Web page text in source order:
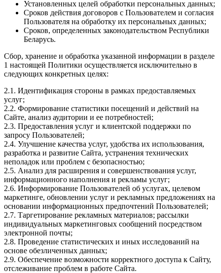
Установленных целей обработки персональных данных;
Сроков действия договоров с Пользователем и согласия
Пользователя на обработку их персональных данных;
Сроков, определенных законодательством Республики
Беларусь.
Сбор, хранение и обработка указанной информации в разделе
1 настоящей Политики осуществляется исключительно в
следующих конкретных целях:
2.1. Идентификация стороны в рамках предоставляемых
услуг;
2.2. Формирование статистики посещений и действий на
Сайте, анализ аудитории и ее потребностей;
2.3. Предоставления услуг и клиентской поддержки по
запросу Пользователей;
2.4. Улучшение качества услуг, удобства их использования,
разработка и развитие Сайта, устранения технических
неполадок или проблем с безопасностью;
2.5. Анализ для расширения и совершенствования услуг,
информационного наполнения и рекламы услуг;
2.6. Информирование Пользователей об услугах, целевом
маркетинге, обновлении услуг и рекламных предложениях на
основании информационных предпочтений Пользователей;
2.7. Таргетирование рекламных материалов; рассылки
индивидуальных маркетинговых сообщений посредством
электронной почты;
2.8. Проведение статистических и иных исследований на
основе обезличенных данных;
2.9. Обеспечение возможности корректного доступа к Сайту,
отслеживание проблем в работе Сайта.